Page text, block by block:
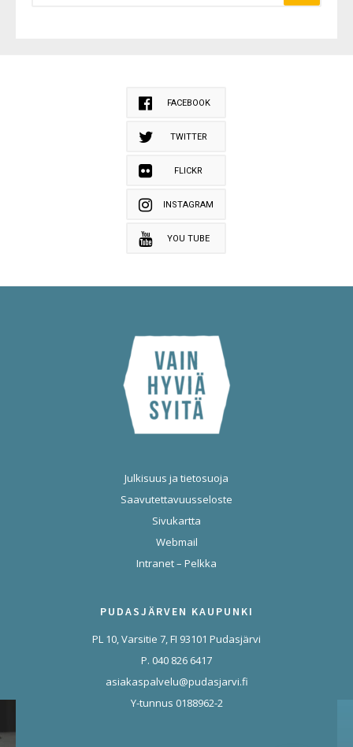
FACEBOOK
TWITTER
FLICKR
INSTAGRAM
YOU TUBE
Julkisuus ja tietosuoja
Saavutettavuusseloste
Sivukartta
Webmail
Intranet – Pelkka
PUDASJÄRVEN KAUPUNKI
PL 10, Varsitie 7, FI 93101 Pudasjärvi
P. 040 826 6417
asiakaspalvelu@pudasjarvi.fi
Y-tunnus 0188962-2